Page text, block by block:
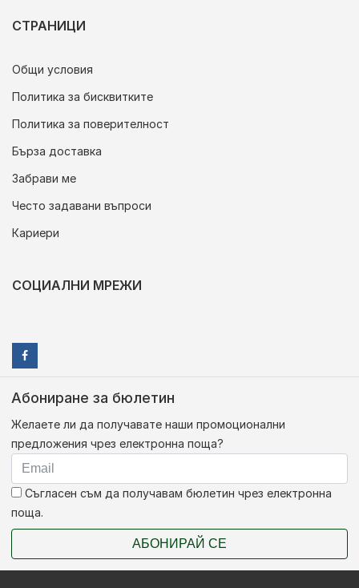
СТРАНИЦИ
Общи условия
Политика за бисквитките
Политика за поверителност
Бърза доставка
Забрави ме
Често задавани въпроси
Кариери
СОЦИАЛНИ МРЕЖИ
Абониране за бюлетин
Желаете ли да получавате наши промоционални
предложения чрез електронна поща?
Съгласен съм да получавам бюлетин чрез електронна
поща.
АБОНИРАЙ СЕ